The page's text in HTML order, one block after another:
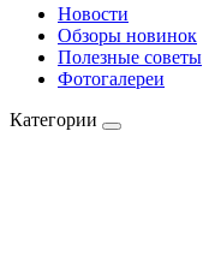
Новости
Обзоры новинок
Полезные советы
Фотогалереи
Категории